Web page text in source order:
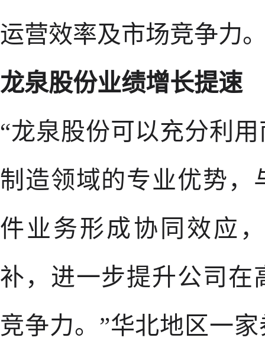
运营效率及市场竞争力
龙泉股份业绩增长提速
“龙泉股份可以充分利
制造领域的专业优势，
件业务形成协同效应
补，进一步提升公司在
竞争力。”华北地区一